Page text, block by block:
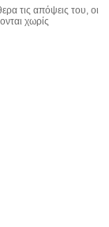
τις απόψεις του, οι
χωρίς